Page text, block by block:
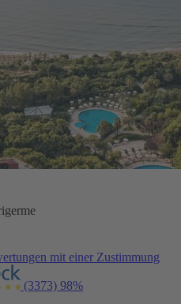
mit einer Zustimmung
(3373) 98%